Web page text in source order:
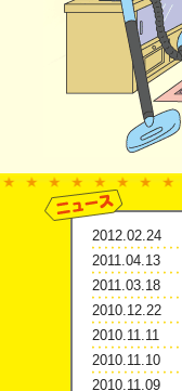
2012.02.24
2011.04.13
2011.03.18
2010.12.22
2010.11.11
2010.11.10
2010.11.09